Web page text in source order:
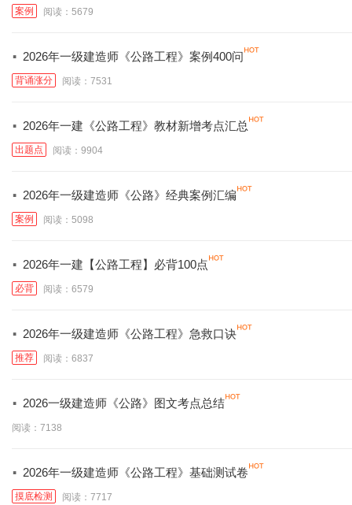
案例 阅读：5679
· 2026年一级建造师《公路工程》案例400问
背诵涨分 阅读：7531
· 2026年一建《公路工程》教材新增考点汇总
出题点 阅读：9904
· 2026年一级建造师《公路》经典案例汇编
案例 阅读：5098
· 2026年一建【公路工程】必背100点
必背 阅读：6579
· 2026年一级建造师《公路工程》急救口诀
推荐 阅读：6837
· 2026一级建造师《公路》图文考点总结
阅读：7138
· 2026年一级建造师《公路工程》基础测试卷
摸底检测 阅读：7717